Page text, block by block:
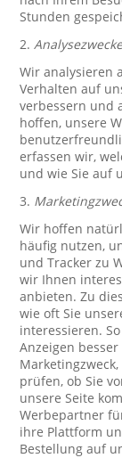
Stunden
2.
Wir analysieren
Verhalten auf
verbessern und
hoffen, unsere
erfassen wir,
und wie Sie auf
3.
Wir hoffen
häufig nutzen,
und Tracker zu
wir Ihnen
anbieten. Zu
wie oft Sie
interessieren.
Anzeigen
prüfen, ob Sie
unsere Seite
Werbepartner
ihre Plattform
Bestellung auf